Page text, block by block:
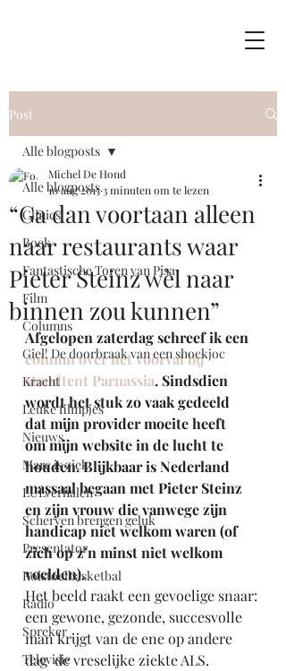
Post
Alle blogposts
Clinics
Boek
Fantastische Toren van Pisa
Film
Columns
Giel! De doorbraak van een shockjoc
Kracht
Leuke filmpjes
Nieuws
Marc is ziek
LULverhalen
Scherven brengen geluk
Presentator
Rolstoelbasketbal
Radio
Spreker
Televisie
Alle blogposts
“Ga dan voortaan alleen
naar restaurants waar
Pieter Steinz wèl naar
binnen zou kunnen”
Michel De Hond
10 aug 20153 minuten om te lezen
Afgelopen zaterdag schreef ik een
column over het voorval bij
standtent Parnassia. Sindsdien
wordt het stuk zo vaak gedeeld
dat mijn provider moeite heeft
om mijn website in de lucht te
houden. Blijkbaar is Nederland
massaal begaan met Pieter Steinz
en zijn vrouw die vanwege zijn
handicap niet welkom waren (of
zich op z’n minst niet welkom
voelden).
Het beeld raakt een gevoelige snaar:
een gewone, gezonde, succesvolle
man krijgt van de ene op andere
dag  de vreselijke ziekte ALS.